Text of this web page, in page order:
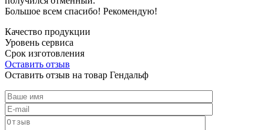
Большое всем спасибо! Рекомендую!
Качество продукции
Уровень сервиса
Срок изготовления
Оставить отзыв
Оставить отзыв на товар Гендальф